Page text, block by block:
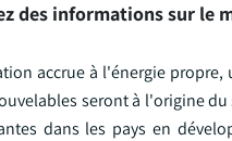
des informations sur le
accrue à l'énergie
seront à l'origine
dans les pays en